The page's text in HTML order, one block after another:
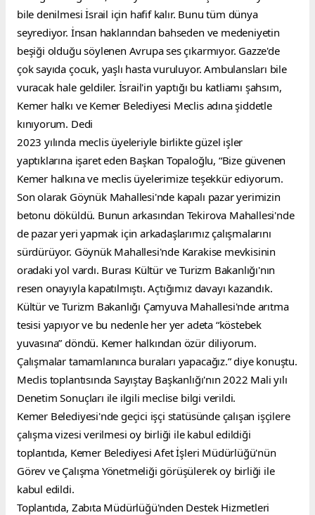
bile denilmesi İsrail için hafif kalır. Bunu tüm dünya
seyrediyor. İnsan haklarından bahseden ve medeniyetin
beşiği olduğu söylenen Avrupa ses çıkarmıyor. Gazze'de
çok sayıda çocuk, yaşlı hasta vuruluyor. Ambulansları bile
vuracak hale geldiler. İsrail'in yaptığı bu katliamı şahsım,
Kemer halkı ve Kemer Belediyesi Meclis adına şiddetle
kınıyorum. Dedi
2023 yılında meclis üyeleriyle birlikte güzel işler
yaptıklarına işaret eden Başkan Topaloğlu, “Bize güvenen
Kemer halkına ve meclis üyelerimize teşekkür ediyorum.
Son olarak Göynük Mahallesi'nde kapalı pazar yerimizin
betonu döküldü. Bunun arkasından Tekirova Mahallesi'nde
de pazar yeri yapmak için arkadaşlarımız çalışmalarını
sürdürüyor. Göynük Mahallesi'nde Karakise mevkisinin
oradaki yol vardı. Burası Kültür ve Turizm Bakanlığı'nın
resen onayıyla kapatılmıştı. Açtığımız davayı kazandık.
Kültür ve Turizm Bakanlığı Çamyuva Mahallesi'nde arıtma
tesisi yapıyor ve bu nedenle her yer adeta “köstebek
yuvasına” döndü. Kemer halkından özür diliyorum.
Çalışmalar tamamlanınca buraları yapacağız.” diye konuştu.
Meclis toplantısında Sayıştay Başkanlığı'nın 2022 Mali yılı
Denetim Sonuçları ile ilgili meclise bilgi verildi.
Kemer Belediyesi'nde geçici işçi statüsünde çalışan işçilere
çalışma vizesi verilmesi oy birliği ile kabul edildiği
toplantıda, Kemer Belediyesi Afet İşleri Müdürlüğü'nün
Görev ve Çalışma Yönetmeliği görüşülerek oy birliği ile
kabul edildi.
Toplantıda, Zabıta Müdürlüğü'nden Destek Hizmetleri